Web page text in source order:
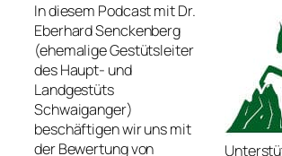
In diesem Podcast mit Dr.
Eberhard Senckenberg
(ehemalige Gestütsleiter
des Haupt- und
Landgestüts
Schwaiganger)
beschäftigen wir uns mit
der Bewertung von